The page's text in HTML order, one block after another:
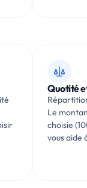
Quotité
Le
choisie
vous aide